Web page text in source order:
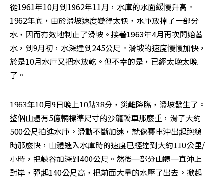
從1961年10月到1962年11月，水庫的水面緩慢升高。
1962年底，由於滑坡速度變得太快，水庫放掉了一部分
水，因而有效地制止了滑坡。接著1963年4月再次開始蓄
水，到9月初，水深達到245公尺。滑坡的速度慢慢加快，
於是10月水庫又把水放乾。但不幸的是，已經太晚太晚
了。
1963年10月9日晚上10點38分，災難降臨，滑坡發生了。
整個山體有5億輛標準尺寸的沙龍轎車那麼重，滑了大約
500公尺拍進水庫。滑動不斷加速，就像賽車沖出起跑線
時那麼快，山體進入水庫時的速度已經達到大約110公里/
小時，把峽谷加深到400公尺。然後一部分山體一直沖上
對岸，彈起140公尺高，把前面大量的水壓了出去。掀起